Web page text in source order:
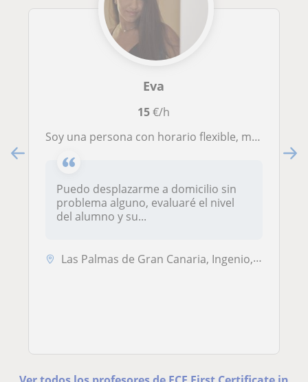
Eva
15€/h
Soy una persona con horario flexible, me entiendo muy bien con los niños y estoy capacitada para dar clases de inglés a alumnos desde primaria a secundaria
Puedo desplazarme a domicilio sin
problema alguno, evaluaré el nivel
del alumno y su...
Las Palmas de Gran Canaria, Ingenio, Santa Brígida, Telde, Valsequillo...